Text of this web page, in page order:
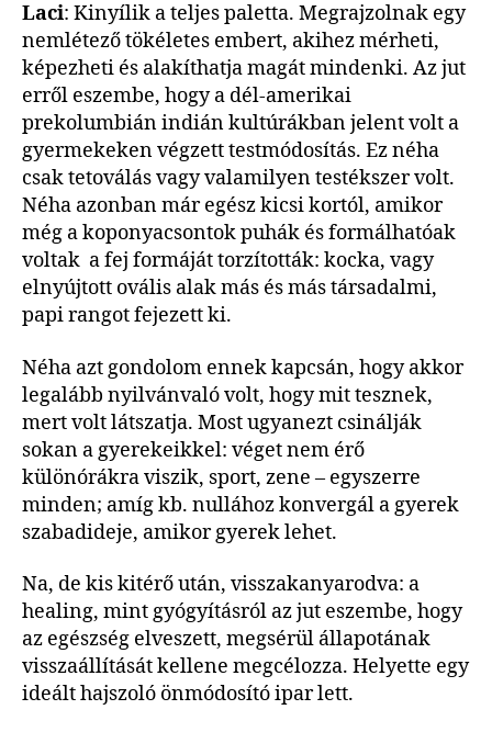
Laci: Kinyílik a teljes paletta. Megrajzolnak egy
nemlétező tökéletes embert, akihez mérheti,
képezheti és alakíthatja magát mindenki. Az jut
erről eszembe, hogy a dél-amerikai
prekolumbián indián kultúrákban jelent volt a
gyermekeken végzett testmódosítás. Ez néha
csak tetoválás vagy valamilyen testékszer volt.
Néha azonban már egész kicsi kortól, amikor
még a koponyacsontok puhák és formálhatóak
voltak a fej formáját torzították: kocka, vagy
elnyújtott ovális alak más és más társadalmi,
papi rangot fejezett ki.
Néha azt gondolom ennek kapcsán, hogy akkor
legalább nyilvánvaló volt, hogy mit tesznek,
mert volt látszatja. Most ugyanezt csinálják
sokan a gyerekeikkel: véget nem érő
különórákra viszik, sport, zene – egyszerre
minden; amíg kb. nullához konvergál a gyerek
szabadideje, amikor gyerek lehet.
Na, de kis kitérő után, visszakanyarodva: a
healing, mint gyógyításról az jut eszembe, hogy
az egészség elveszett, megsérül állapotának
visszaállítását kellene megcélozza. Helyette egy
ideált hajszoló önmódosító ipar lett.